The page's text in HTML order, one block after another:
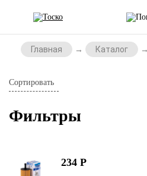
Главная Каталог
Сортировать
Фильтры
234 Р